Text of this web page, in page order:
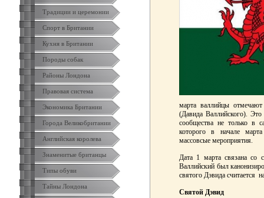
Традиции и церемонии
Спорт в Британии
Кухня в Британии
Породы собак
Районы Лондона
Правовая система
Экономика Британии
Города Великобритании
Английская королева
Знаменитые британцы
Типы обуви
Тайны Лондона
марта валлийцы
(Давида Валлийского).
сообщества не только в
которого в начале
массовсые мероприятия.
Дата 1 марта связана со
Валлийский был
святого Дэвида считается
Святой Дэвид